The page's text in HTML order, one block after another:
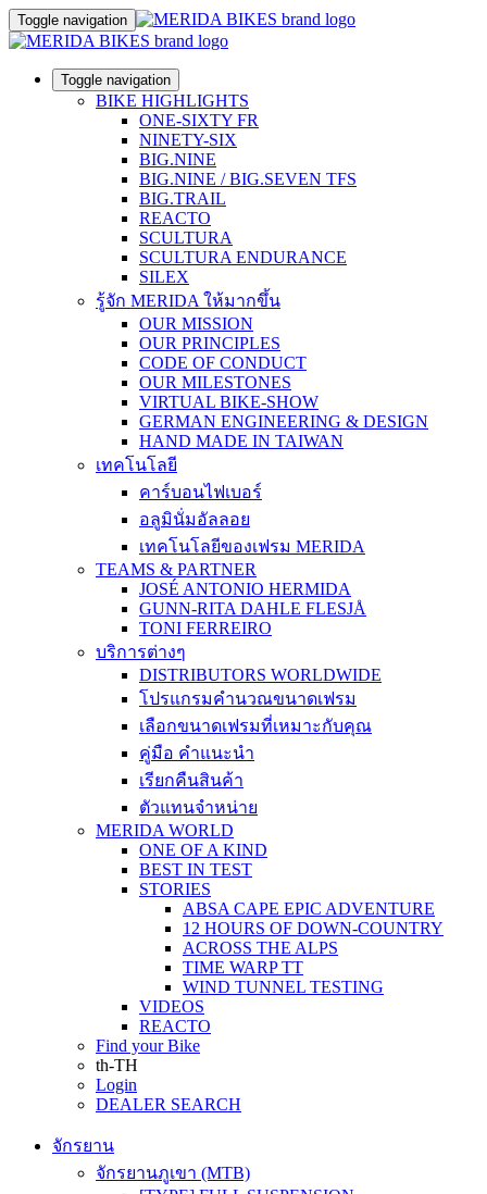
Toggle navigation
Toggle navigation
BIKE HIGHLIGHTS
ONE-SIXTY FR
NINETY-SIX
BIG.NINE
BIG.NINE / BIG.SEVEN TFS
BIG.TRAIL
REACTO
SCULTURA
SCULTURA ENDURANCE
SILEX
รู้จัก MERIDA ให้มากขึ้น
OUR MISSION
OUR PRINCIPLES
CODE OF CONDUCT
OUR MILESTONES
VIRTUAL BIKE-SHOW
GERMAN ENGINEERING & DESIGN
HAND MADE IN TAIWAN
เทคโนโลยี
คาร์บอนไฟเบอร์
อลูมินั่มอัลลอย
เทคโนโลยีของเฟรม MERIDA
TEAMS & PARTNER
JOSÉ ANTONIO HERMIDA
GUNN-RITA DAHLE FLESJÅ
TONI FERREIRO
บริการต่างๆ
DISTRIBUTORS WORLDWIDE
โปรแกรมคำนวณขนาดเฟรม
เลือกขนาดเฟรมที่เหมาะกับคุณ
คู่มือ คำแนะนำ
เรียกคืนสินค้า
ตัวแทนจำหน่าย
MERIDA WORLD
ONE OF A KIND
BEST IN TEST
STORIES
ABSA CAPE EPIC ADVENTURE
12 HOURS OF DOWN-COUNTRY
ACROSS THE ALPS
TIME WARP TT
WIND TUNNEL TESTING
VIDEOS
REACTO
Find your Bike
th-TH
Login
DEALER SEARCH
จักรยาน
จักรยานภูเขา (MTB)